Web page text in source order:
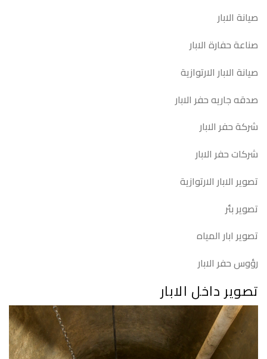
صيانة الابار
صناعة حفارة الابار
صيانة الابار الارتوازية
صدقه جاريه حفر الابار
شركة حفر الابار
شركات حفر الابار
تصوير الابار الارتوازية
تصوير بئر
تصوير ابار المياه
رؤوس حفر الابار
تصوير داخل الابار